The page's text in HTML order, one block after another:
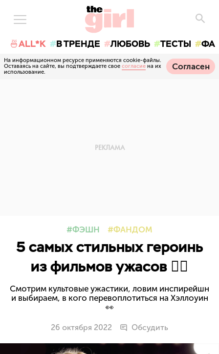
🍜ALL*K В ТРЕНДЕ ЛЮБОВЬ ТЕСТЫ
На информационном ресурсе применяются cookie-файлы.
Оставаясь на сайте, вы подтверждаете свое согласие на их
использование.
Согласен
ФЭШН ФАНДОМ
5 самых стильных героинь
из фильмов ужасов 🧟‍♀️
Смотрим культовые ужастики, ловим инспирейшн
и выбираем, в кого перевоплотиться на Хэллоуин
👀
26 октября 2022 Обсудить